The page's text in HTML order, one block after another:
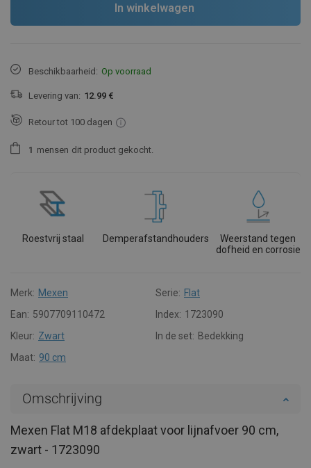
In winkelwagen
Beschikbaarheid: Op voorraad
Levering van: 12.99 €
Retour tot 100 dagen
1 mensen dit product gekocht.
Roestvrij staal Demperafstandhouders
Weerstand tegen
dofheid en corrosie
Merk: Mexen Serie: Flat
Ean: 5907709110472 Index: 1723090
Kleur: Zwart In de set: Bedekking
Maat: 90 cm
Omschrijving
Mexen Flat M18 afdekplaat voor lijnafvoer 90 cm,
zwart - 1723090